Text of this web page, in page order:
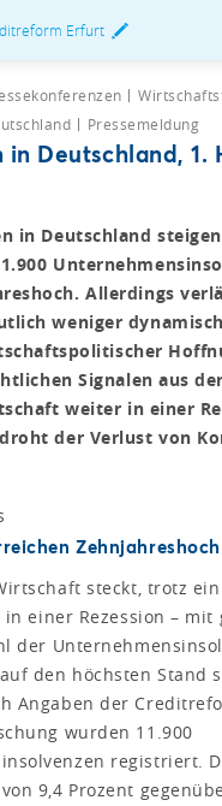
Erfurt
Pressemeldung
in Deutschland, 1.
in Deutschland
Allerdings
weniger
Signalen aus
weiter in einer
der Verlust von
Zehnjahreshoch
steckt, trotz
einer Rezession – mit
der
den höchsten Stand
Angaben der
wurden 11.900
registriert.
9,4 Prozent